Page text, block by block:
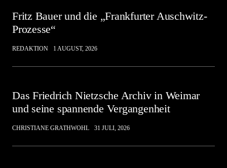
Fritz Bauer und die „Frankfurter Auschwitz-
Prozesse“
REDAKTION 1 AUGUST, 2026
Das Friedrich Nietzsche Archiv in Weimar
und seine spannende Vergangenheit
CHRISTIANE GRATHWOHL 31 JULI, 2026